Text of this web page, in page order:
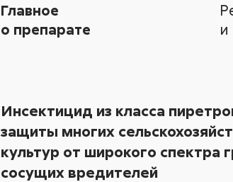
Главное
о препарате
и
Инсектицид из класса
защиты многих
культур от широкого спектра
сосущих вредителей